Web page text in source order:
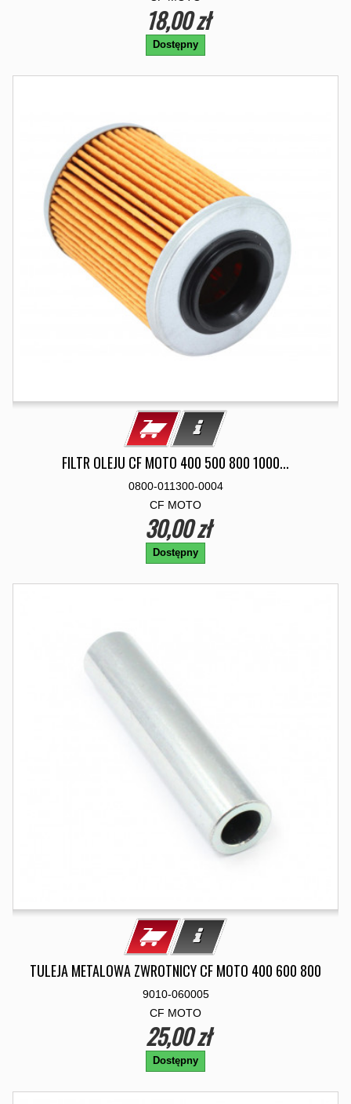
18,00 zł
Dostępny
FILTR OLEJU CF MOTO 400 500 800 1000...
0800-011300-0004
CF MOTO
30,00 zł
Dostępny
TULEJA METALOWA ZWROTNICY CF MOTO 400 600 800
9010-060005
CF MOTO
25,00 zł
Dostępny